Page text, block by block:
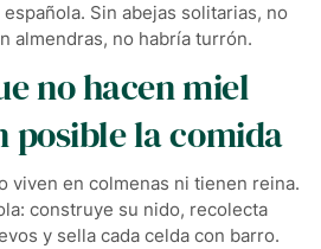
Sin abejas solitarias, no
almendras, no habría turrón.
no hacen miel
posible la comida
viven en colmenas ni tienen reina.
construye su nido, recolecta
y sella cada celda con barro.